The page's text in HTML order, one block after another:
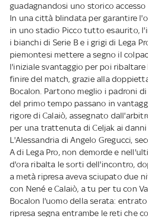
guadagnandosi uno storico accesso
In una città blindata per garantire
in uno stadio Picco tutto esaurito,
i bianchi di Serie B e i grigi di Lega
piemontesi mettere a segno il
l'iniziale svantaggio per poi ribaltare
finire del match, grazie alla
Bocalon. Partono meglio i padroni di
del primo tempo passano in
rigore di Calaiò, assegnato
per una trattenuta di Celjak ai danni
L'Alessandria di Angelo Gregucci,
A di Lega Pro, non demorde e
d'ora ribalta le sorti dell'incontro,
a metà ripresa aveva sciupato due
con Nené e Calaiò, a tu per tu con
Bocalon l'uomo della serata:
ripresa segna entrambe le reti che